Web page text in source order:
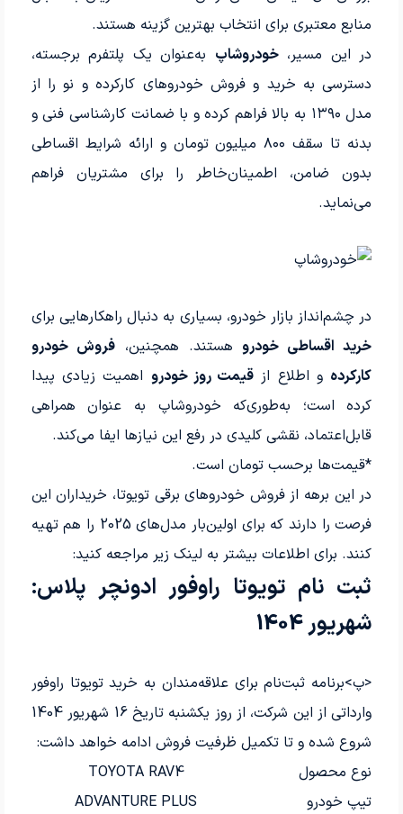
منابع معتبری برای انتخاب بهترین گزینه هستند.
در این مسیر،خودروشاپ به‌عنوان یک پلتفرم برجسته،
دسترسی به خرید و فروش خودروهای کارکرده و نو را از
مدل ۱۳۹۰ به بالا فراهم کرده و با ضمانت کارشناسی فنی و
بدنه تا سقف ۸۰۰ میلیون تومان و ارائه شرایط اقساطی
بدون ضامن، اطمینان‌خاطر را برای مشتریان فراهم
می‌نماید.
در چشم‌انداز بازار خودرو، بسیاری به دنبال راهکارهایی برای
خرید اقساطی خودروهستند. همچنین،فروش خودرو
کارکرده و اطلاع از قیمت روز خودرو اهمیت زیادی پیدا
کرده است؛ به‌طوری‌که خودروشاپ به عنوان همراهی
قابل‌اعتماد، نقشی کلیدی در رفع این نیازها ایفا می‌کند.
*قیمت‌ها برحسب تومان است.
در این برهه از فروش خودروهای برقی تویوتا، خریداران این
فرصت را دارند که برای اولین‌بار مدل‌های 2025 را هم تهیه
کنند. برای اطلاعات بیشتر به لینک زیر مراجعه کنید:
ثبت نام تویوتا راوفور ادونچر پلاس:
شهریور 1404
<پ>برنامه ثبت‌نام برای علاقه‌مندان به خرید تویوتا راوفور
وارداتی از این شرکت، از روز یکشنبه تاریخ 16 شهریور 1404
شروع شده و تا تکمیل ظرفیت فروش ادامه خواهد داشت:
نوع محصول
TOYOTA RAV4
تیپ خودرو
ADVANTURE PLUS